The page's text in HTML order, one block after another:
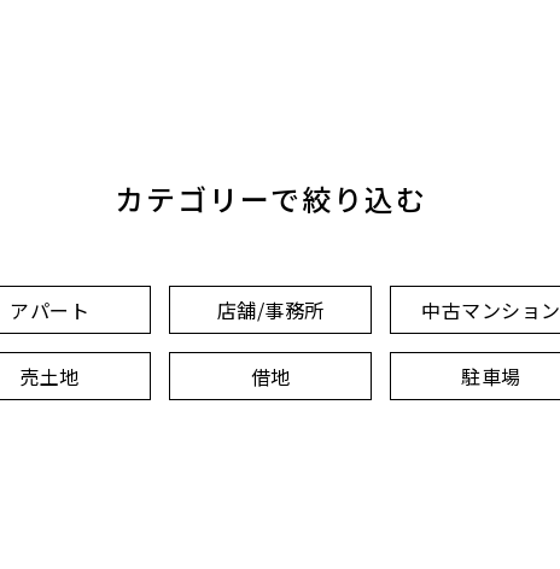
カテゴリーで絞り込む
アパート 店舗/事務所 中古マンション
売土地 借地 駐車場